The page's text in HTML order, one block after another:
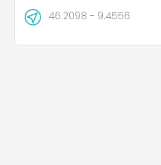
46.2098 - 9.4556